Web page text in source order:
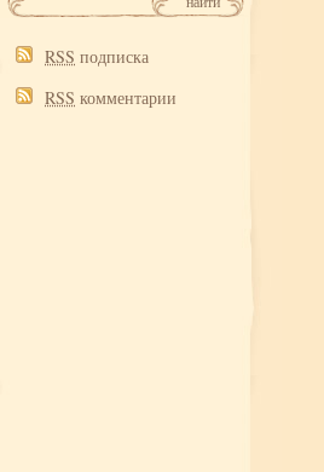
RSS подписка
RSS комментарии